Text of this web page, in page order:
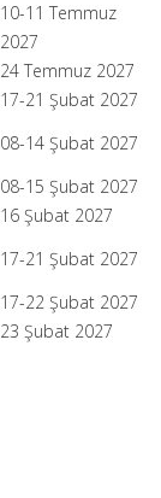
10-11 Temmuz
2027
24 Temmuz 2027
17-21 Şubat 2027
08-14 Şubat 2027
08-15 Şubat 2027
16 Şubat 2027
17-21 Şubat 2027
17-22 Şubat 2027
23 Şubat 2027